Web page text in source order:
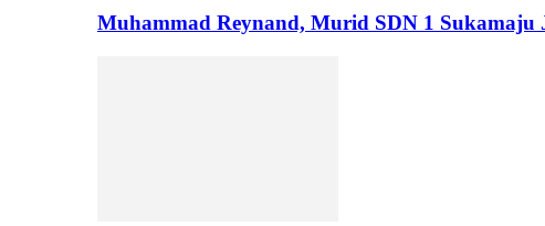
Muhammad Reynand, Murid SDN 1